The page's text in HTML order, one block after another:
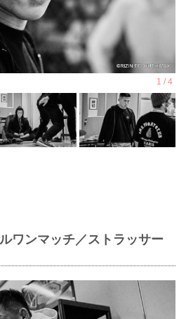
ワンマッチ／ストラッサー